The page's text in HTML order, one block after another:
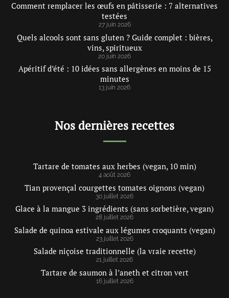
Comment remplacer les œufs en pâtisserie : 7 alternatives
testées
27 juin 2026
Quels alcools sont sans gluten ? Guide complet : bières,
vins, spiritueux
20 juin 2026
Apéritif d’été : 10 idées sans allergènes en moins de 15
minutes
13 juin 2026
Nos dernières recettes
Tartare de tomates aux herbes (vegan, 10 min)
4 août 2026
Tian provençal courgettes tomates oignons (vegan)
30 juillet 2026
Glace à la mangue 3 ingrédients (sans sorbetière, vegan)
28 juillet 2026
Salade de quinoa estivale aux légumes croquants (vegan)
23 juillet 2026
Salade niçoise traditionnelle (la vraie recette)
21 juillet 2026
Tartare de saumon à l’aneth et citron vert
16 juillet 2026